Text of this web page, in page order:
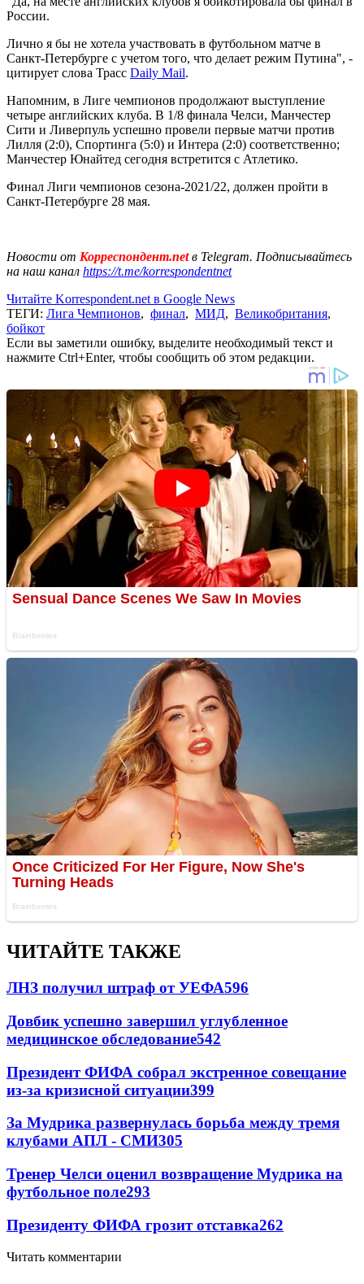
России.
Лично я бы не хотела участвовать в футбольном матче в
Санкт-Петербурге с учетом того, что делает режим Путина", -
цитирует слова Трасс Daily Mail.
Напомним, в Лиге чемпионов продолжают выступление
четыре английских клуба. В 1/8 финала Челси, Манчестер
Сити и Ливерпуль успешно провели первые матчи против
Лилля (2:0), Спортинга (5:0) и Интера (2:0) соответственно;
Манчестер Юнайтед сегодня встретится с Атлетико.
Финал Лиги чемпионов сезона-2021/22, должен пройти в
Санкт-Петербурге 28 мая.
Новости от Корреспондент.netв Telegram. Подписывайтесь
на наш канал https://t.me/korrespondentnet
Читайте Korrespondent.net в Google News
ТЕГИ: Лига Чемпионов, финал, МИД, Великобритания,
бойкот
Если вы заметили ошибку, выделите необходимый текст и
нажмите Ctrl+Enter, чтобы сообщить об этом редакции.
ЧИТАЙТЕ ТАКЖЕ
ЛНЗ получил штраф от УЕФА596
Довбик успешно завершил углубленное
медицинское обследование542
Президент ФИФА собрал экстренное совещание
из-за кризисной ситуации399
За Мудрика развернулась борьба между тремя
клубами АПЛ - СМИ305
Тренер Челси оценил возвращение Мудрика на
футбольное поле293
Президенту ФИФА грозит отставка262
Читать комментарии